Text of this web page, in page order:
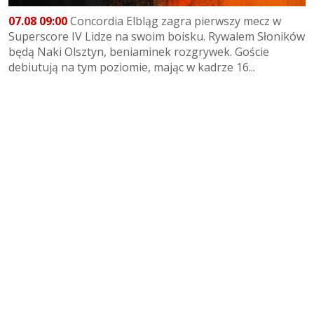
07.08 09:00Concordia Elbląg zagra pierwszy mecz w
Superscore IV Lidze na swoim boisku. Rywalem Słoników
będą Naki Olsztyn, beniaminek rozgrywek. Goście
debiutują na tym poziomie, mając w kadrze 16...